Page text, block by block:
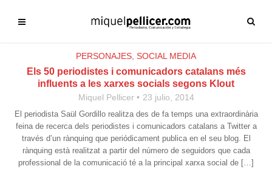
PERSONAJES SOCIAL MEDIA
Els 50 periodistes i comunicadors catalans més
influents a les xarxes socials segons Klout
Miquel Pellicer 23 julio, 2014
El periodista Saül Gordillo realitza des de fa temps una extraordinària
feina de recerca dels periodistes i comunicadors catalans a Twitter a
través d’un rànquing que periódicament publica en el seu blog. El
rànquing està realitzat a partir del número de seguidors que cada
professional de la comunicació té a la principal xarxa social de […]